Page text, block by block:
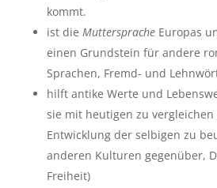
kommt.
ist die Muttersprache Europas
einen Grundstein für andere
Sprachen, Fremd- und
hilft antike Werte und
sie mit heutigen zu
Entwicklung der selbigen zu
anderen Kulturen gegenüber,
Freiheit)